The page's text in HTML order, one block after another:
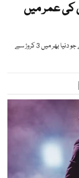
یافتہ گلوکار 74 سال کی عمر میں
50 برسوں پر محیط شاندار کیریئر میں 25 البمز جاری کیے جو دنیا بھر میں 3 کروڑ سے